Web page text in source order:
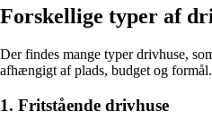
Forskellige typer af
Der findes mange typer drivhuse,
afhængigt af plads, budget og formål.
1. Fritstående drivhuse